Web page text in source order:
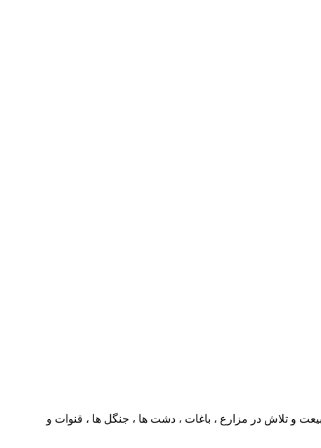
و تلاش در مزارع ، باغات ، دشت ها ، جنگل ها ، قنوات و